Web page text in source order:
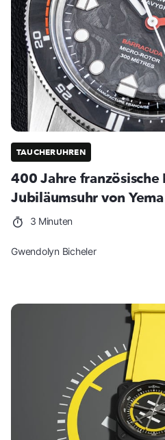
TAUCHERUHREN
400 Jahre
Jubiläumsuhr von Yema
3 Minuten
Gwendolyn Bicheler